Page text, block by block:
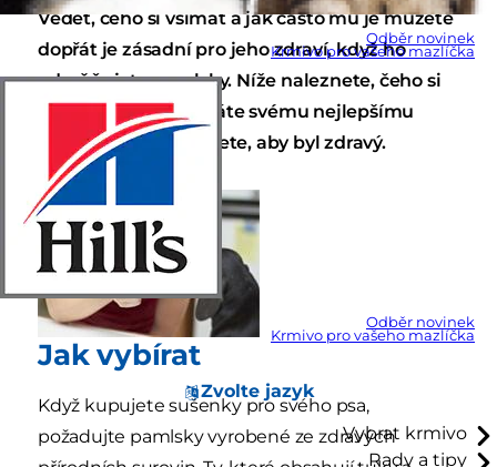
Odběr novinek
Krmivo pro vašeho mazlíčka
Odběr novinek
Krmivo pro vašeho mazlíčka
Zvolte jazyk
Vybrat krmivo
Rady a tipy
Vědět, čeho si všímat a jak často mu je můžete
dopřát je zásadní pro jeho zdraví, když ho
odměňujete pamlsky. Níže naleznete, čeho si
všímat, když dopřáváte svému nejlepšímu
příteli a zároveň chcete, aby byl zdravý.
Jak vybírat
Když kupujete sušenky pro svého psa,
požadujte pamlsky vyrobené ze zdravých